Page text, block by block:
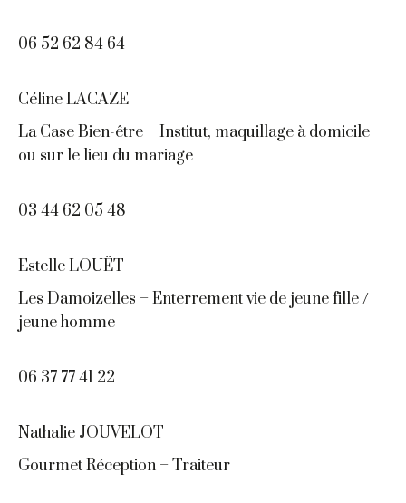
06 52 62 84 64
Céline LACAZE
La Case Bien-être – Institut, maquillage à domicile
ou sur le lieu du mariage
03 44 62 05 48
Estelle LOUËT
Les Damoizelles – Enterrement vie de jeune fille /
jeune homme
06 37 77 41 22
Nathalie JOUVELOT
Gourmet Réception – Traiteur